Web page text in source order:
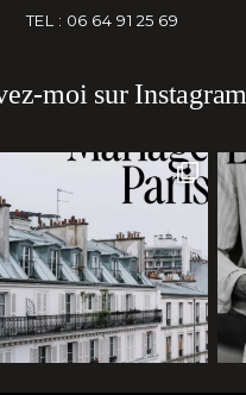
TEL : 06 64 91 25 69
moi sur Instagram